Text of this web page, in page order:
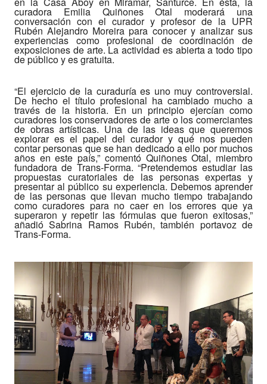
curadora Emilia Quiñones Otal moderará una
conversación con el curador y profesor de la UPR
Rubén Alejandro Moreira para conocer y analizar sus
experiencias como profesional de coordinación de
exposiciones de arte. La actividad es abierta a todo tipo
de público y es gratuita.
“El ejercicio de la curaduría es uno muy controversial.
De hecho el título profesional ha cambiado mucho a
través de la historia. En un principio ejercían como
curadores los conservadores de arte o los comerciantes
de obras artísticas. Una de las ideas que queremos
explorar es el papel del curador y qué nos pueden
contar personas que se han dedicado a ello por muchos
años en este país,” comentó Quiñones Otal, miembro
fundadora de Trans-Forma. “Pretendemos estudiar las
propuestas curatoriales de las personas expertas y
presentar al público su experiencia. Debemos aprender
de las personas que llevan mucho tiempo trabajando
como curadores para no caer en los errores que ya
superaron y repetir las fórmulas que fueron exitosas,”
añadió Sabrina Ramos Rubén, también portavoz de
Trans-Forma.